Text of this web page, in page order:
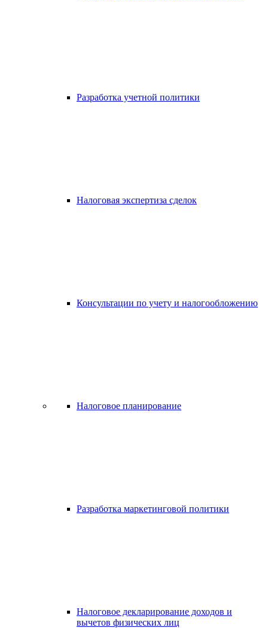
Разработка учетной политики
Налоговая экспертиза сделок
Консультации по учету и налогообложению
Налоговое планирование
Разработка маркетинговой политики
Налоговое декларирование доходов и
вычетов физических лиц